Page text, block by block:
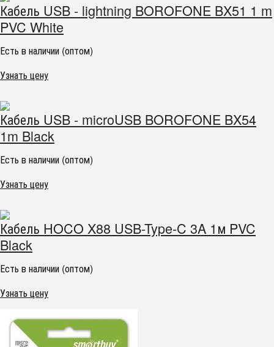
Кабель USB - lightning BOROFONE BX51 1 m
PVC White
Есть в наличии (оптом)
Узнать цену
Кабель USB - microUSB BOROFONE BX54
1m Black
Есть в наличии (оптом)
Узнать цену
Кабель HOCO X88 USB-Type-C 3A 1м PVC
Black
Есть в наличии (оптом)
Узнать цену